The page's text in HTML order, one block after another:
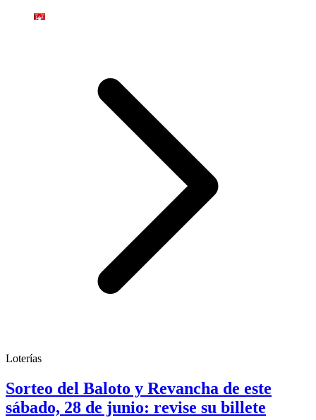
Loterías
Sorteo del Baloto y Revancha de este
sábado, 28 de junio: revise su billete